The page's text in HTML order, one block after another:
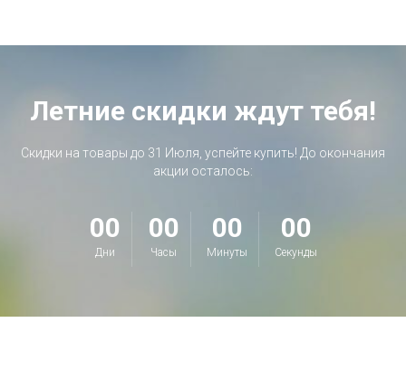
Летние скидки ждут тебя!
Скидки на товары до 31 Июля, успейте купить! До окончания
акции осталось:
00
Дни
00
Часы
00
Минуты
00
Секунды